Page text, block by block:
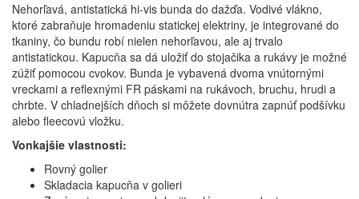
Nehorľavá, antistatická hi-vis bunda do dažďa. Vodivé vlákno,
ktoré zabraňuje hromadeniu statickej elektriny, je integrované do
tkaniny, čo bundu robí nielen nehorľavou, ale aj trvalo
antistatickou. Kapucňa sa dá uložiť do stojačika a rukávy je možné
zúžiť pomocou cvokov. Bunda je vybavená dvoma vnútornými
vreckami a reflexnými FR páskami na rukávoch, bruchu, hrudi a
chrbte. V chladnejších dňoch si môžete dovnútra zapnúť podšívku
alebo fleecovú vložku.
Vonkajšie vlastnosti:
Rovný golier
Skladacia kapucňa v golieri